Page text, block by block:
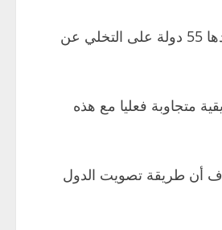
مشروع قرار يحث على اعتماد إسقاط “إيكوال إيرث”، ويشجع دوله الأعضاء البالغ عددها 55 ⁠دولة على التخلي عن
متجاوبة فعليا مع هذه
أن طريقة تصويت الدول